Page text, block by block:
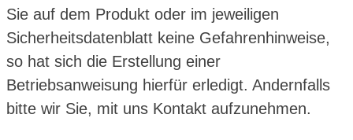
Sie auf dem Produkt oder im jeweiligen
Sicherheitsdatenblatt keine Gefahrenhinweise,
so hat sich die Erstellung einer
Betriebsanweisung hierfür erledigt. Andernfalls
bitte wir Sie, mit uns Kontakt aufzunehmen.